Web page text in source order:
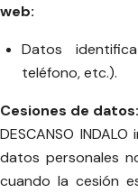
web:
Datos
teléfono, etc.).
Cesiones de datos:
DESCANSO
datos personales
cuando la cesión